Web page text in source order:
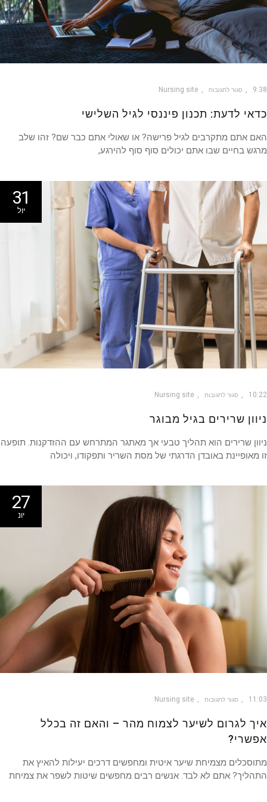
סגור לתגובות Nursing site
לדעת: תכנון פיננסי לגיל השלישי
אתם מתקרבים לגיל פרישה? או שאולי אתם כבר שם? זהו שלב
בחיים שבו אתם יכולים סוף סוף להירגע,
31
סגור לתגובות Nursing site
שרירים בגיל מבוגר
שרירים הוא תהליך טבעי אך מאתגר המתרחש עם ההזדקנות. תופעה
מאופיינת באובדן הדרגתי של מסת השריר ותפקודו, ויכולה
27
סגור לתגובות Nursing site
לגרום לשיער לצמוח מהר – והאם זה בכלל
מצמיחת שיער איטית ומחפשים דרכים יעילות להאיץ את
אתם לא לבד. אנשים רבים מחפשים שיטות לשפר את צמיחת